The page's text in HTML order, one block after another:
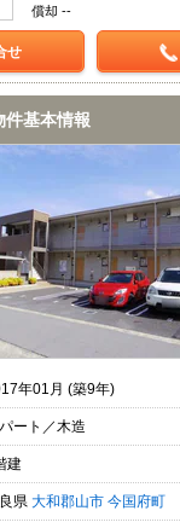
償却 --
せ
件基本情報
年01月 (築9年)
ート／木造
建
県 大和郡山市 今国府町